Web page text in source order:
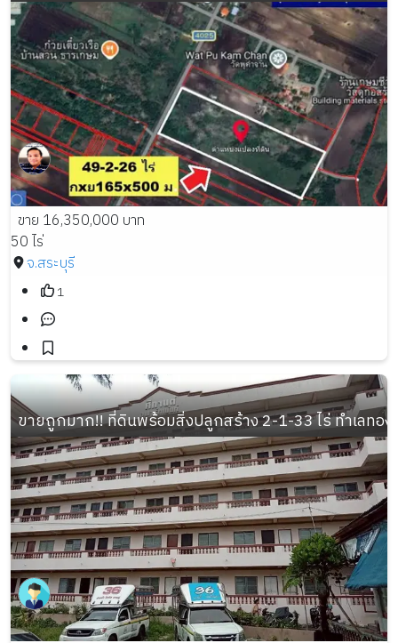
ขาย 16,350,000 บาท
50 ไร่
จ.สระบุรี
1
ขายถูกมาก!! ที่ดินพร้อมสิ่งปลูกสร้าง 2-1-33 ไร่ ทำเลทอ